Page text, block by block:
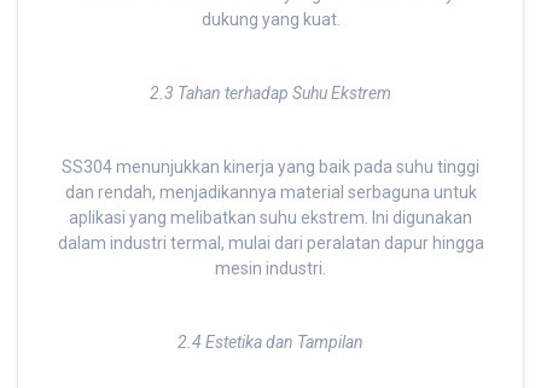
dukung yang kuat.
2.3 Tahan terhadap Suhu Ekstrem
SS304 menunjukkan kinerja yang baik pada suhu tinggi
dan rendah, menjadikannya material serbaguna untuk
aplikasi yang melibatkan suhu ekstrem. Ini digunakan
dalam industri termal, mulai dari peralatan dapur hingga
mesin industri.
2.4 Estetika dan Tampilan